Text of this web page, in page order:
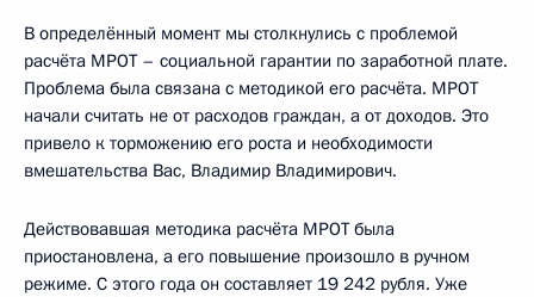
В определённый момент мы столкнулись с проблемой
расчёта МРОТ – социальной гарантии по заработной плате.
Проблема была связана с методикой его расчёта. МРОТ
начали считать не от расходов граждан, а от доходов. Это
привело к торможению его роста и необходимости
вмешательства Вас, Владимир Владимирович.
Действовавшая методика расчёта МРОТ была
приостановлена, а его повышение произошло в ручном
режиме. С этого года он составляет 19 242 рубля. Уже